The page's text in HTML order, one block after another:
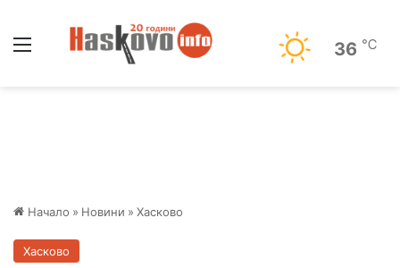
36 ℃
Начало » Новини » Хасково
Хасково